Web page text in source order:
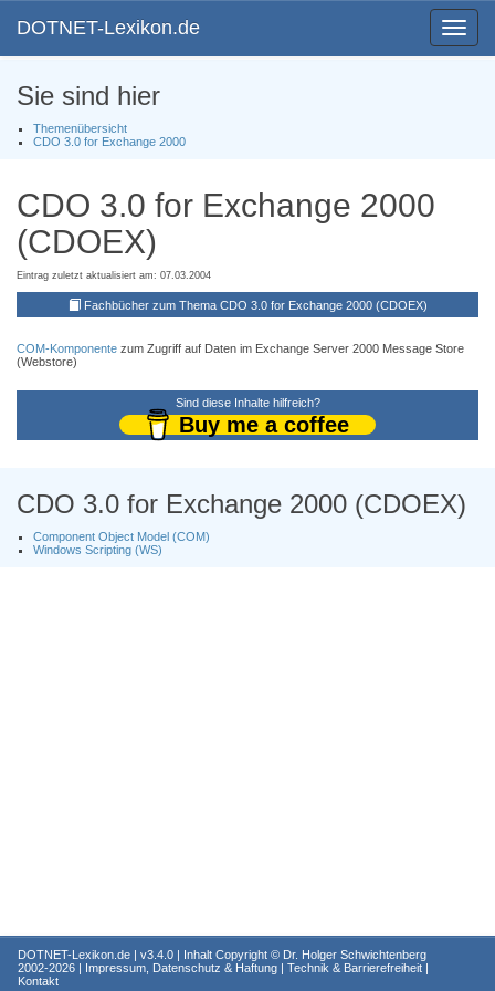
Toggle
DOTNET-Lexikon.de
Sie sind hier
Themenübersicht
CDO 3.0 for Exchange 2000
CDO 3.0 for Exchange 2000
(CDOEX)
Eintrag zuletzt aktualisiert am: 07.03.2004
Fachbücher zum Thema CDO 3.0 for Exchange 2000 (CDOEX)
COM-Komponente zum Zugriff auf Daten im Exchange Server 2000 Message Store
(Webstore)
Sind diese Inhalte hilfreich?
Buy me a coffee
CDO 3.0 for Exchange 2000 (CDOEX)
Component Object Model (COM)
Windows Scripting (WS)
DOTNET-Lexikon.de | v3.4.0 | Inhalt Copyright © Dr. Holger Schwichtenberg
2002-2026 | Impressum, Datenschutz & Haftung | Technik & Barrierefreiheit |
Kontakt